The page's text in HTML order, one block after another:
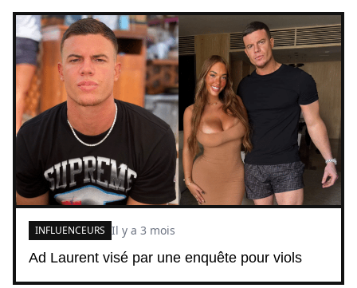
Ad Laurent visé par une enquête pour viols
INFLUENCEURS Il y a 3 mois